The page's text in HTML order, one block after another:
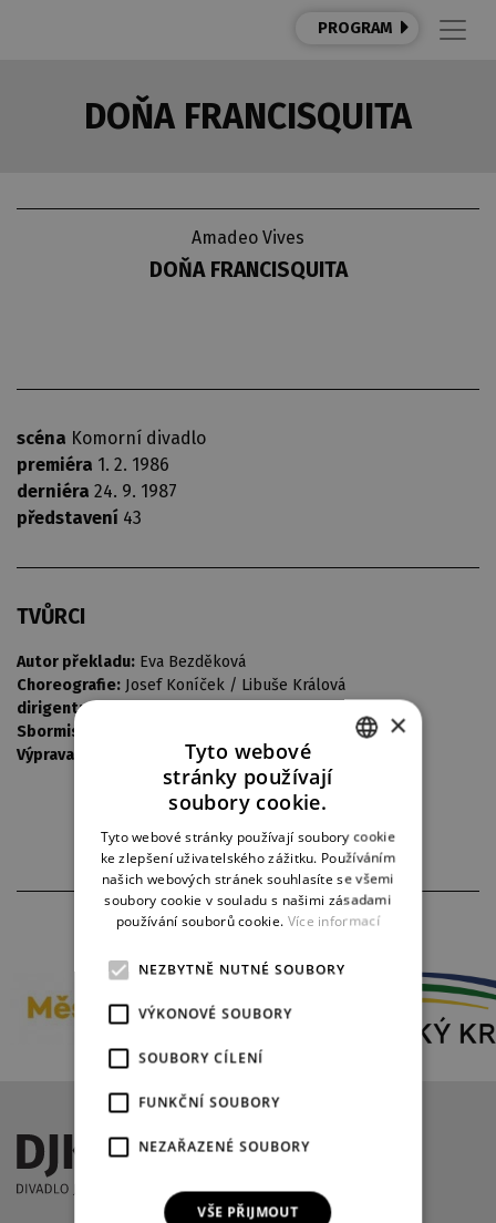
PROGRAM
DOŇA FRANCISQUITA
Amadeo Vives
DOŇA FRANCISQUITA
scéna Komorní divadlo
premiéra 1. 2. 1986
derniéra 24. 9. 1987
představení 43
TVŮRCI
Autor překladu: Eva Bezděková
Choreografie: Josef Koníček / Libuše Králová
dirigent: Ivo Pavelka
Sbormistr:
Výprava:
PARTNEŘI DIVADLA
GERMAN
×
Tyto webové
stránky používají
soubory cookie.
Tyto webové stránky používají soubory cookie
ke zlepšení uživatelského zážitku. Používáním
našich webových stránek souhlasíte se všemi
soubory cookie v souladu s našimi zásadami
používání souborů cookie. Více informací
NEZBYTNĚ NUTNÉ SOUBORY
VÝKONOVÉ SOUBORY
SOUBORY CÍLENÍ
FUNKČNÍ SOUBORY
NEZAŘAZENÉ SOUBORY
VŠE PŘIJMOUT